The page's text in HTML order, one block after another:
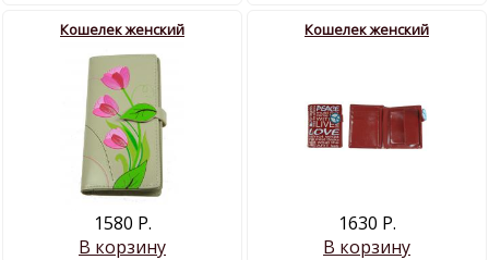
Кошелек женский
1580 Р.
В корзину
Кошелек женский
1630 Р.
В корзину